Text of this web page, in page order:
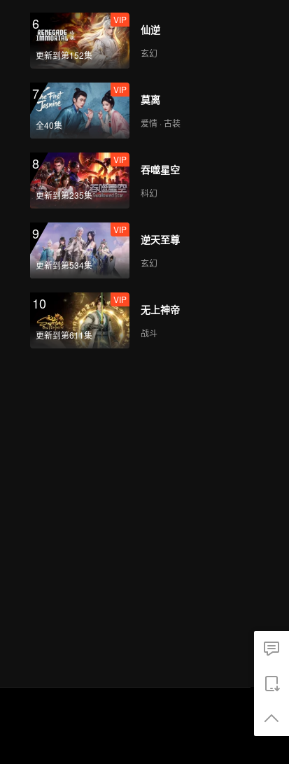
6
更新到第152集
VIP
仙逆
玄幻
7
全40集
VIP
莫离
爱情 · 古装
8
更新到第235集
VIP
吞噬星空
科幻
9
更新到第534集
VIP
逆天至尊
玄幻
10
更新到第611集
VIP
无上神帝
战斗